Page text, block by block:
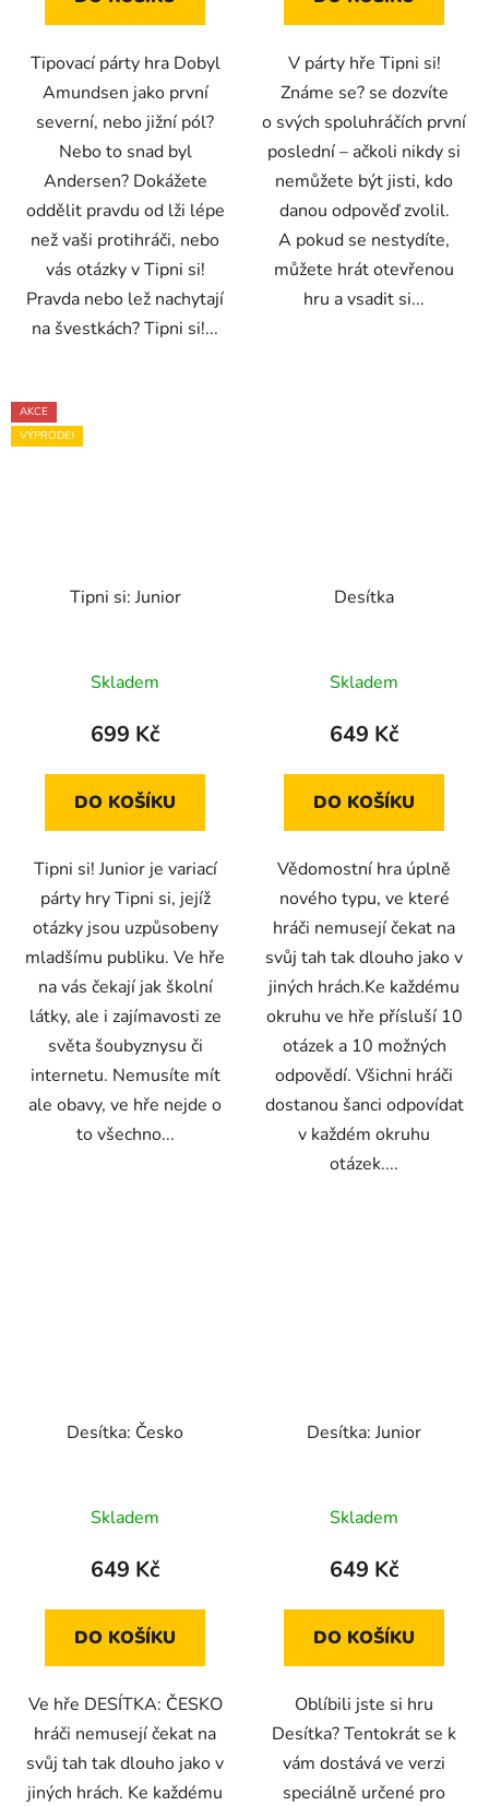
Tipovací párty hra Dobyl
Amundsen jako první
severní, nebo jižní pól?
Nebo to snad byl
Andersen? Dokážete
oddělit pravdu od lži lépe
než vaši protihráči, nebo
vás otázky v Tipni si!
Pravda nebo lež nachytají
na švestkách? Tipni si!...
V párty hře Tipni si!
Známe se? se dozvíte
o svých spoluhráčích první
poslední – ačkoli nikdy si
nemůžete být jisti, kdo
danou odpověď zvolil.
A pokud se nestydíte,
můžete hrát otevřenou
hru a vsadit si...
AKCE
VÝPRODEJ
Tipni si: Junior
Skladem
699 Kč
DO KOŠÍKU
Tipni si! Junior je variací
párty hry Tipni si, jejíž
otázky jsou uzpůsobeny
mladšímu publiku. Ve hře
na vás čekají jak školní
látky, ale i zajímavosti ze
světa šoubyznysu či
internetu. Nemusíte mít
ale obavy, ve hře nejde o
to všechno...
Desítka
Skladem
649 Kč
DO KOŠÍKU
Vědomostní hra úplně
nového typu, ve které
hráči nemusejí čekat na
svůj tah tak dlouho jako v
jiných hrách.Ke každému
okruhu ve hře přísluší 10
otázek a 10 možných
odpovědí. Všichni hráči
dostanou šanci odpovídat
v každém okruhu
otázek....
Desítka: Česko
Skladem
649 Kč
DO KOŠÍKU
Ve hře DESÍTKA: ČESKO
hráči nemusejí čekat na
svůj tah tak dlouho jako v
jiných hrách. Ke každému
Desítka: Junior
Skladem
649 Kč
DO KOŠÍKU
Oblíbili jste si hru
Desítka? Tentokrát se k
vám dostává ve verzi
speciálně určené pro